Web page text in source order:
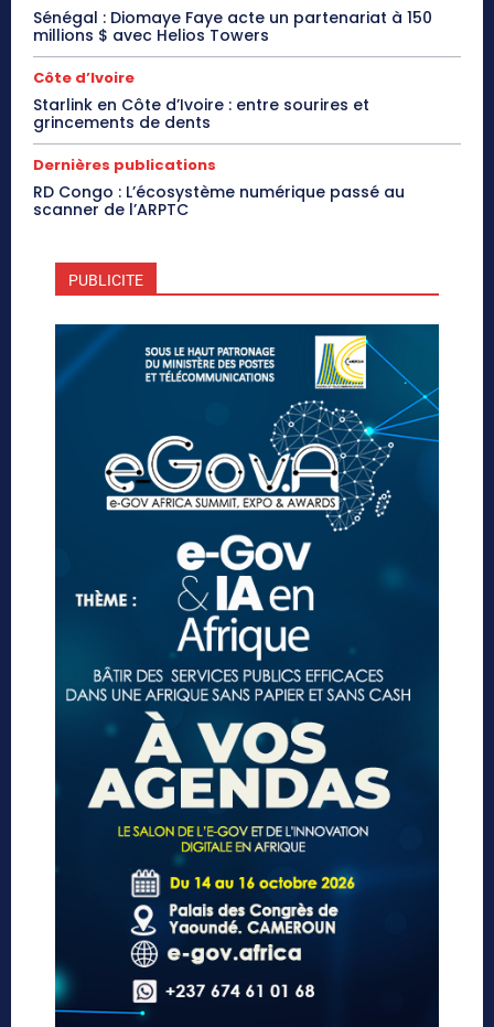
Sénégal : Diomaye Faye acte un partenariat à 150
millions $ avec Helios Towers
Côte d’Ivoire
Starlink en Côte d’Ivoire : entre sourires et
grincements de dents
Dernières publications
RD Congo : L’écosystème numérique passé au
scanner de l’ARPTC
PUBLICITE